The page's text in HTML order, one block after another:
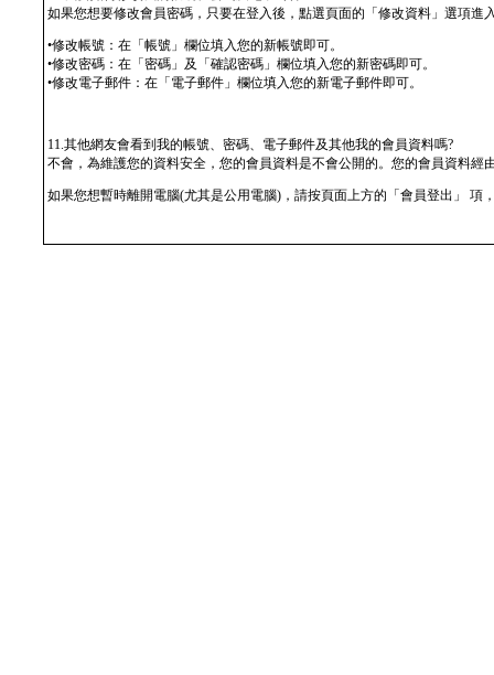
如果您想要修改會員密碼，只要在登入後，點選頁面的「修改資料」選項進
•修改帳號：在「帳號」欄位填入您的新帳號即可。
•修改密碼：在「密碼」及「確認密碼」欄位填入您的新密碼即可。
•修改電子郵件：在「電子郵件」欄位填入您的新電子郵件即可。
11.其他網友會看到我的帳號、密碼、電子郵件及其他我的會員資料嗎?
不會，為維護您的資料安全，您的會員資料是不會公開的。您的會員資料
如果您想暫時離開電腦(尤其是公用電腦)，請按頁面上方的「會員登出」 項